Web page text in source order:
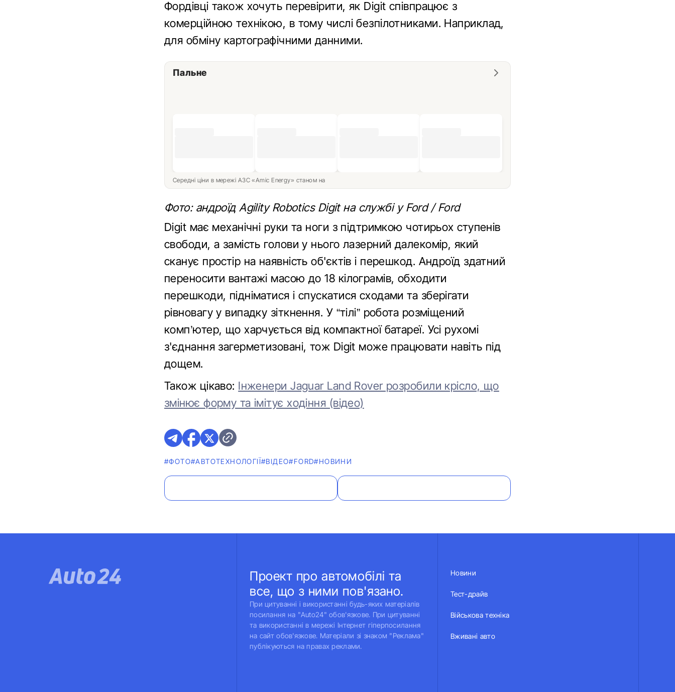
Фордівці також хочуть перевірити, як Digit співпрацює з
комерційною технікою, в тому числі безпілотниками. Наприклад,
для обміну картографічними данними.
Пальне
Середні ціни в мережі АЗС «Amic Energy» станом на
Фото: андроїд Agility Robotics Digit на службі у Ford / Ford
Digit має механічні руки та ноги з підтримкою чотирьох ступенів
свободи, а замість голови у нього лазерний далекомір, який
сканує простір на наявність об'єктів і перешкод. Андроїд здатний
переносити вантажі масою до 18 кілограмів, обходити
перешкоди, підніматися і спускатися сходами та зберігати
рівновагу у випадку зіткнення. У “тілі” робота розміщений
комп’ютер, що харчується від компактної батареї. Усі рухомі
з'єднання загерметизовані, тож Digit може працювати навіть під
дощем.
Також цікаво: Інженери Jaguar Land Rover розробили крісло, що
змінює форму та імітує ходіння (відео)
#ФОТО#АВТОТЕХНОЛОГІЇ#ВІДЕО#FORD#НОВИНИ
Проект про автомобілі та
все, що з ними пов'язано.
При цитуванні і використанні будь-яких матеріалів
посилання на "Auto24" обов'язкове. При цитуванні
та використанні в мережі Інтернет гіперпосилання
на сайт обов'язкове. Матеріали зі знаком "Реклама"
публікуються на правах реклами.
Новини
Тест-драйв
Військова техніка
Вживані авто